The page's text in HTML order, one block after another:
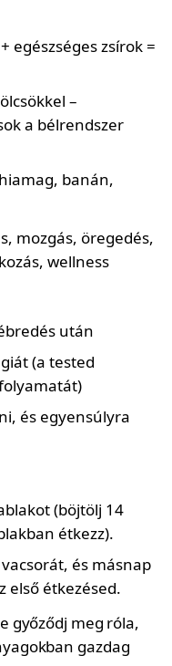
egészséges zsírok =
–
a bélrendszer
banán,
után
(a tested
és egyensúlyra
(böjtölj 14
étkezz).
és másnap
első étkezésed.
győződj meg róla,
gazdag